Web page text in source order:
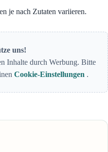
je nach Zutaten variieren.
uns!
Inhalte durch Werbung. Bitte
Cookie-Einstellungen .